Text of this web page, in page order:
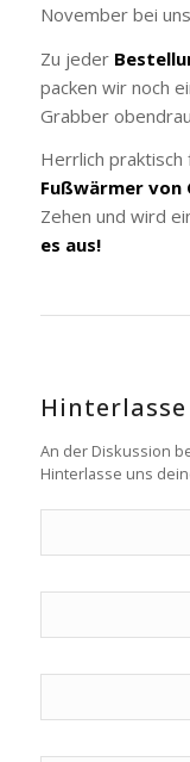
November bei
Zu jeder
packen wir noch
Grabber
Herrlich praktisch
Fußwärmer von
Zehen und wird
es aus!
An der Diskussion
Hinterlasse uns